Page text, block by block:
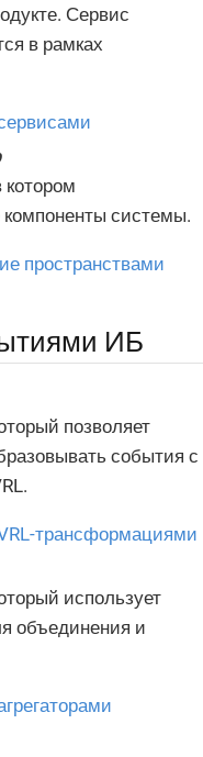
Сервис
в рамках
котором
системы.
пространствами
ИБ
позволяет
события с
трансформациями
использует
объединения и